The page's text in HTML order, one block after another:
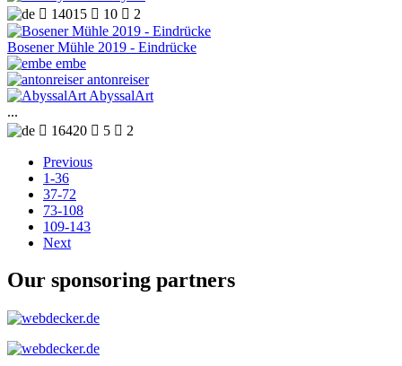
 14015  10  2
Bosener Mühle 2019 - Eindrücke
embe
antonreiser
AbyssalArt
...
 16420  5  2
Previous
1-36
37-72
73-108
109-143
Next
Our sponsoring partners